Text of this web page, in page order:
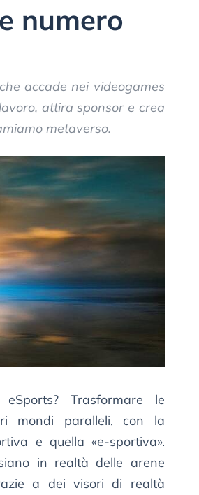
numero
accade nei videogames
attira sponsor e crea
metaverso.
Trasformare le
mondi paralleli, con la
e quella «e-sportiva».
in realtà delle arene
a dei visori di realtà